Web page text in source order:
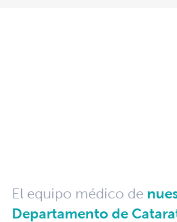
El equipo médico de
Departamento de